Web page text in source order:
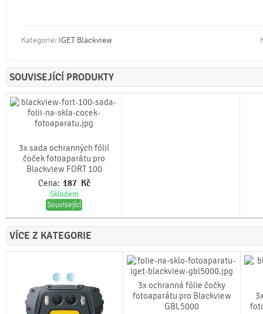
Kategorie: iGET Blackview
SOUVISEJÍCÍ PRODUKTY
3x sada ochranných fólií
čoček fotoaparátu pro
Blackview FORT 100
Cena: 187 Kč
Skladem
Související
VÍCE Z KATEGORIE
3x ochranná fólie čočky
fotoaparátu pro Blackview
GBL5000